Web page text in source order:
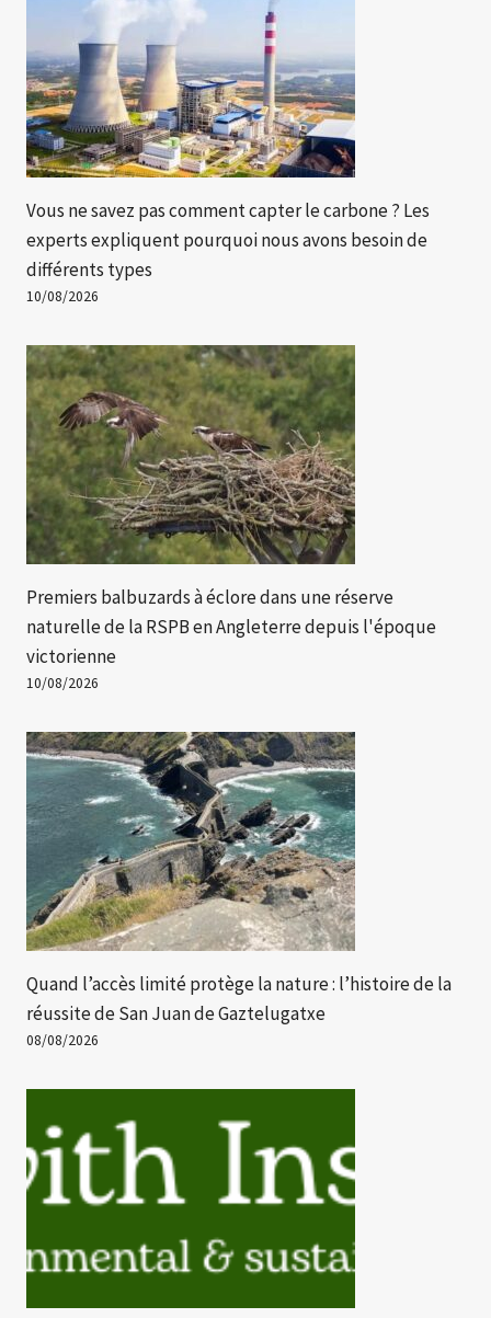
Vous ne savez pas comment capter le carbone ? Les
experts expliquent pourquoi nous avons besoin de
différents types
10/08/2026
Premiers balbuzards à éclore dans une réserve
naturelle de la RSPB en Angleterre depuis l'époque
victorienne
10/08/2026
Quand l’accès limité protège la nature : l’histoire de la
réussite de San Juan de Gaztelugatxe
08/08/2026